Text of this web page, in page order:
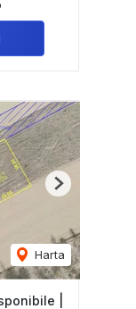
Harta
Next
|